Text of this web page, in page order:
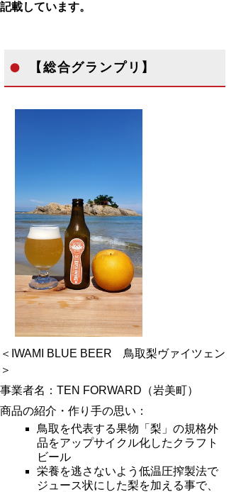
記載しています。
【総合グランプリ】
＜IWAMI BLUE BEER 鳥取梨ヴァイツェン
＞
事業者名：TEN FORWARD（岩美町）
商品の紹介・作り手の思い：
鳥取を代表する果物「梨」の規格外
品をアップサイクル化したクラフト
ビール
栄養を逃さないよう低温圧搾製法で
ジュース状にした梨を加える事で、